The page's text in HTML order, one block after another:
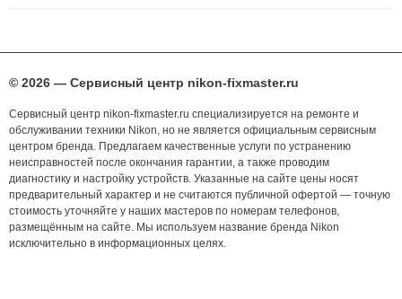
© 2026 — Сервисный центр nikon-fixmaster.ru
Сервисный центр nikon-fixmaster.ru специализируется на ремонте и
обслуживании техники Nikon, но не является официальным сервисным
центром бренда. Предлагаем качественные услуги по устранению
неисправностей после окончания гарантии, а также проводим
диагностику и настройку устройств. Указанные на сайте цены носят
предварительный характер и не считаются публичной офертой — точную
стоимость уточняйте у наших мастеров по номерам телефонов,
размещённым на сайте. Мы используем название бренда Nikon
исключительно в информационных целях.